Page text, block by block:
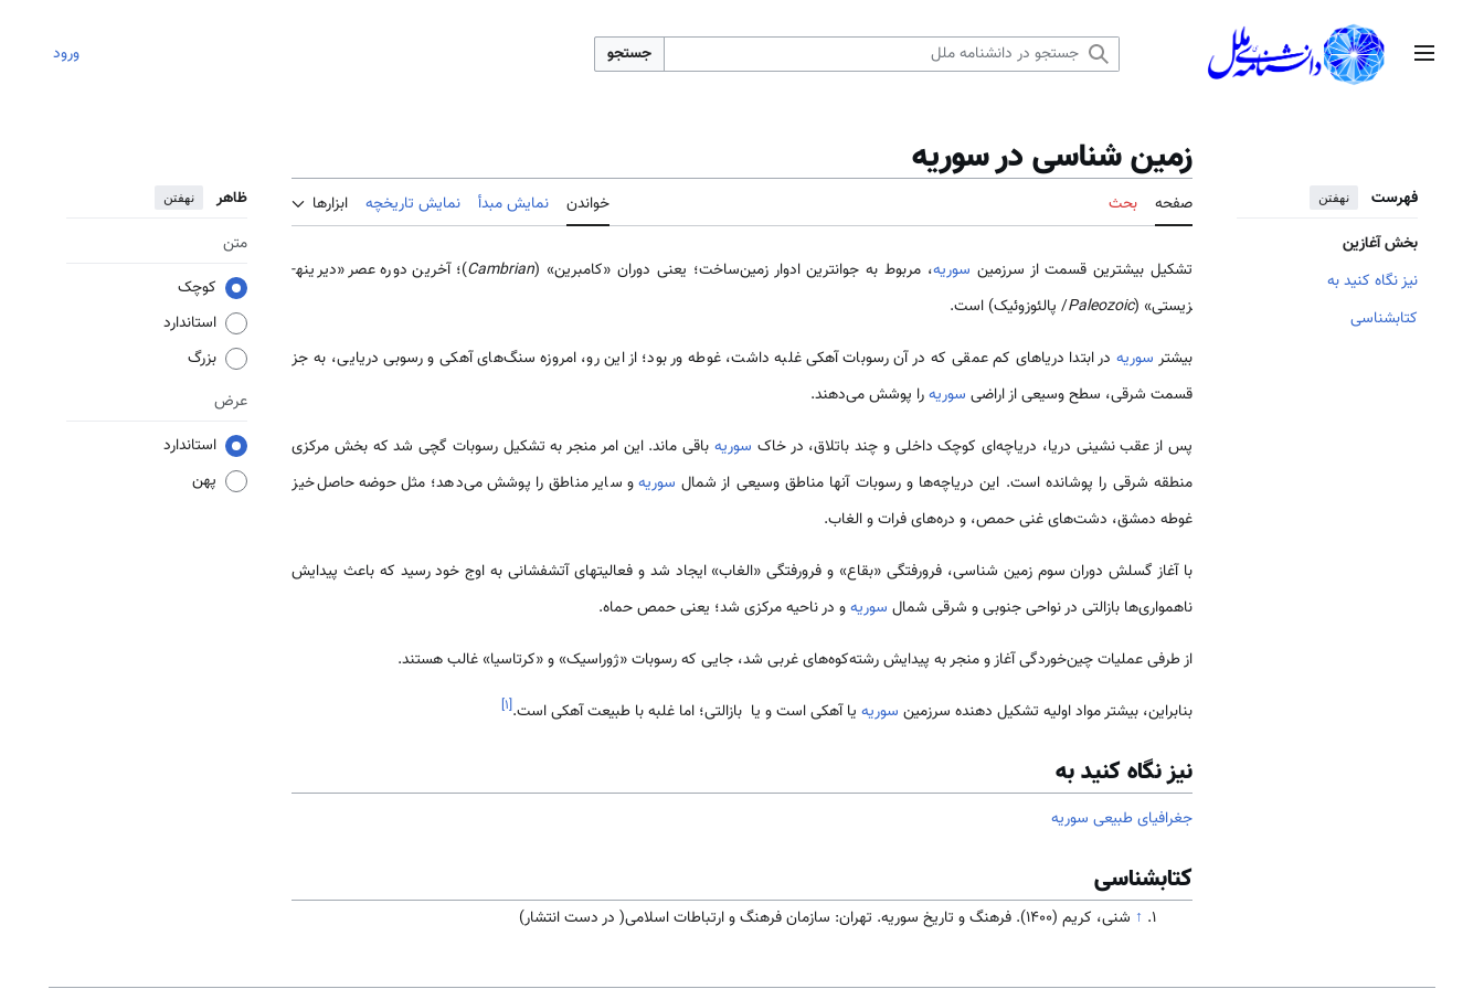
منوی اصلی جستجو ورود
فهرست نهفتن
بخش آغازین
نیز نگاه کنید به
کتابشناسی
زمین شناسی در سوریه
صفحه بحث خواندن نمایش مبدأ نمایش تاریخچه ابزارها ظاهر نهفتن
متن
کوچک
استاندارد
بزرگ
عرض
استاندارد
پهن
تشکیل بیشترین قسمت از سرزمین سوریه، مربوط به جوان­ترین ادوار زمین­‌ساخت؛ یعنی دوران «کامبرین» (Cambrian)؛ آخرین دوره عصر «دیرینه­
زیستی» (Paleozoic/ پالئوزوئیک) است.
بیشتر سوریهدر ابتدا دریاهای کم عمقی که در آن رسوبات آهکی غلبه داشت، غوطه ور بود؛ از این رو، امروزه سنگ‌های آهکی و رسوبی دریایی، به جز
قسمت شرقی، سطح وسیعی از اراضی سوریهرا پوشش می‌دهند.
پس از عقب نشینی دریا، دریاچه‌ای کوچک داخلی و چند باتلاق، در خاک سوریه باقی ماند. این امر منجر به تشکیل رسوبات گچی شد که بخش مرکزی
منطقه شرقی را پوشانده است. این دریاچه‌ها و رسوبات آن­ها مناطق وسیعی از شمال سوریهو سایر مناطق را پوشش می‌دهد؛ مثل حوضه حاصل‌خیز
غوطه دمشق، دشت‌های غنی حمص، و دره‌های فرات و الغاب.
با آغاز گسلش دوران سوم زمین شناسی، فرورفتگی «بقاع» و فرورفتگی «الغاب» ایجاد شد و فعالیت­های آتشفشانی به اوج خود رسید که باعث پیدایش
ناهمواری‌ها بازالتی در نواحی جنوبی و شرقی شمال سوریهو در ناحیه مرکزی شد؛ یعنی حمص حماه.
از طرفی عملیات چین‌خوردگی آغاز و منجر به پیدایش رشته‌كوه‌های غربی شد، جایی که رسوبات «ژوراسیک» و «کرتاسیا» غالب هستند.
بنابراین، بیشتر مواد اولیه تشکیل دهنده سرزمین سوریه یا آهکی است و یا بازالتی؛ اما غلبه با طبیعت آهکی است.[۱]
نیز نگاه کنید به
جغرافیای طبیعی سوریه
کتابشناسی
↑ شنی، کریم (۱۴۰۰). فرهنگ و تاریخ سوریه. تهران: سازمان فرهنگ و ارتباطات اسلامی( در دست انتشار)